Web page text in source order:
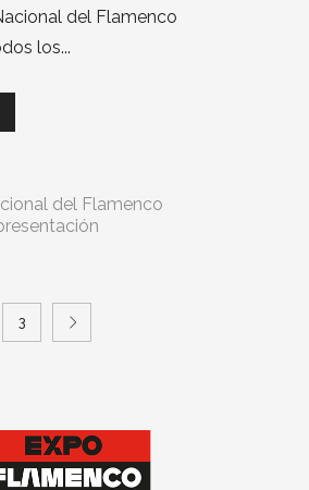
del Flamenco
los
del Flamenco
3